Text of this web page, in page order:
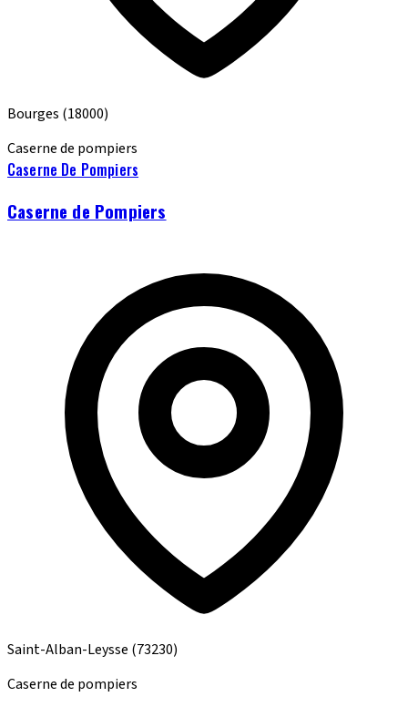
Bourges (18000)
Caserne de pompiers
Caserne De Pompiers
Caserne de Pompiers
Saint-Alban-Leysse (73230)
Caserne de pompiers